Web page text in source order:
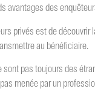
avantages des
privés est de découvrir
au bénéficiaire.
pas toujours des
menée par un